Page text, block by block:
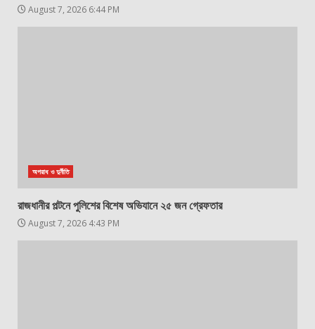
August 7, 2026 6:44 PM
অপরাধ ও দুর্নীতি
রাজধানীর পল্টনে পুলিশের বিশেষ অভিযানে ২৫ জন গ্রেফতার
August 7, 2026 4:43 PM